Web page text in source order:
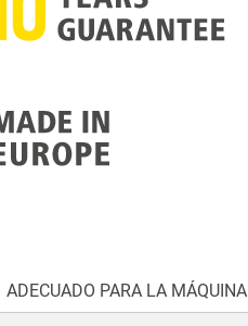
ADECUADO PARA LA MÁQUINA